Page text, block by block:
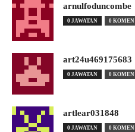
arnulfoduncombe
0 JAWATAN 0 KOMEN
art24u469175683
0 JAWATAN 0 KOMEN
artlear031848
0 JAWATAN 0 KOMEN